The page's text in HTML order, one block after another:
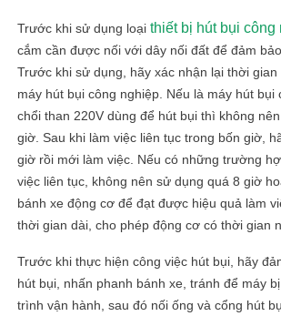
Trước khi sử dụng loạithiết bị hút bụi công
cắm cần được nối với dây nối đất để đảm
Trước khi sử dụng, hãy xác nhận lại thời gian
máy hút bụi công nghiệp. Nếu là máy hút bụi
chổi than 220V dùng để hút bụi thì không
giờ. Sau khi làm việc liên tục trong bốn giờ,
giờ rồi mới làm việc. Nếu có những trường
việc liên tục, không nên sử dụng quá 8 giờ
bánh xe động cơ để đạt được hiệu quả làm
thời gian dài, cho phép động cơ có thời gian
Trước khi thực hiện công việc hút bụi, hãy
hút bụi, nhấn phanh bánh xe, tránh để máy
trình vận hành, sau đó nối ống và cổng hút